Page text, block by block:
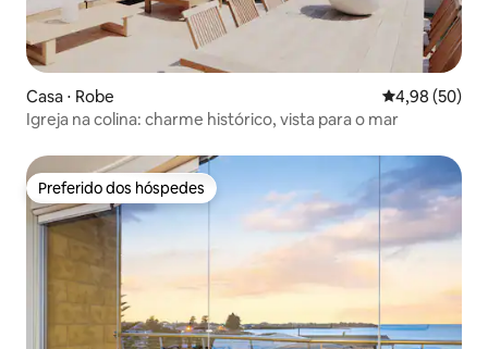
Casa ⋅ Robe 4,98 de uma
4,98 (50)
Igreja na colina: charme histórico, vista para o mar
Preferido dos hóspedes
Preferido dos hóspedes